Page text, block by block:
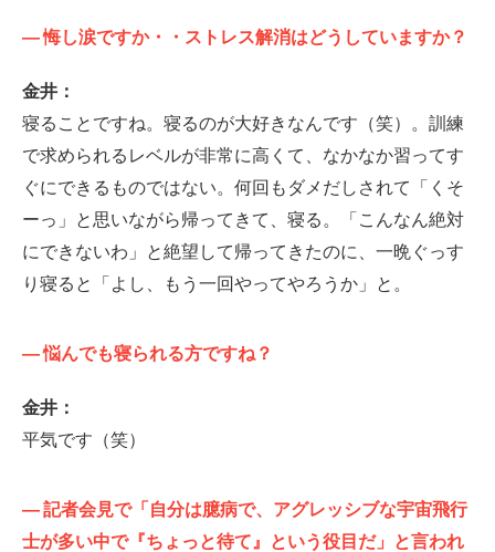
—悔し涙ですか・・ストレス解消はどうしていますか？
金井：
寝ることですね。寝るのが大好きなんです（笑）。訓練
で求められるレベルが非常に高くて、なかなか習ってす
ぐにできるものではない。何回もダメだしされて「くそ
ーっ」と思いながら帰ってきて、寝る。「こんなん絶対
にできないわ」と絶望して帰ってきたのに、一晩ぐっす
り寝ると「よし、もう一回やってやろうか」と。
—悩んでも寝られる方ですね？
金井：
平気です（笑）
—記者会見で「自分は臆病で、アグレッシブな宇宙飛行
士が多い中で『ちょっと待て』という役目だ」と言われ